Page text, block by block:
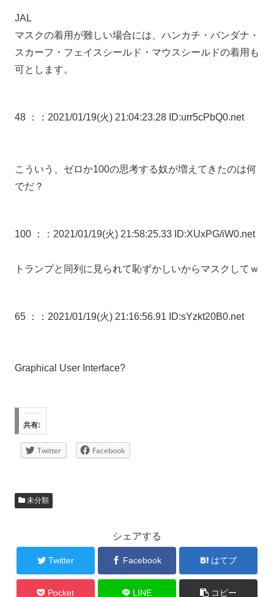
JAL
マスクの着用が難しい場合には、ハンカチ・バンダナ・
スカーフ・フェイスシールド・マウスシールドの着用も
可とします。
48 ： ：2021/01/19(火) 21:04:23.28 ID:urr5cPbQ0.net
こういう、ゼロか100の思考する奴が増えてきたのは何
でだ？
100 ： ：2021/01/19(火) 21:58:25.33 ID:XUxPG/iW0.net
トランプと同列に見られて恥ずかしいからマスクしてｗ
65 ： ：2021/01/19(火) 21:16:56.91 ID:sYzkt20B0.net
Graphical User Interface?
共有:
Twitter Facebook
未分類
シェアする
Twitter Facebook はてブ
Pocket LINE コピー